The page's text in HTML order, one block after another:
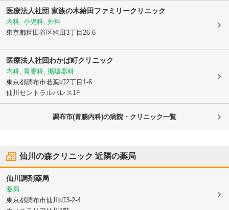
医療法人社団 家族の木給田ファミリークリニック
内科, 小児科, 外科
東京都世田谷区給田3丁目26-6
医療法人社団わかば町クリニック
内科, 胃腸科, 循環器科
東京都調布市若葉町2丁目1-6
仙川セントラルパレス1F
調布市(胃腸内科)の病院・クリニック一覧
仙川の森クリニック 近隣の薬局
仙川調剤薬局
薬局
東京都調布市仙川町3-2-4